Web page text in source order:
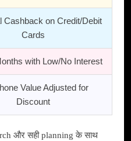
Cashback on Credit/Debit
Cards
with Low/No Interest
Value Adjusted for
Discount
और सही planning के साथ